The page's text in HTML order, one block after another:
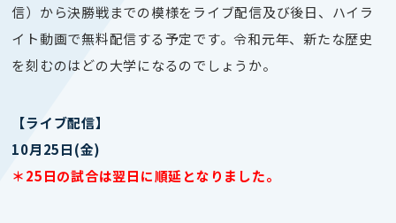
信）から決勝戦までの模様をライブ配信及び後日、ハイラ
イト動画で無料配信する予定です。令和元年、新たな歴史
を刻むのはどの大学になるのでしょうか。
【ライブ配信】
10月25日(金)
＊25日の試合は翌日に順延となりました。